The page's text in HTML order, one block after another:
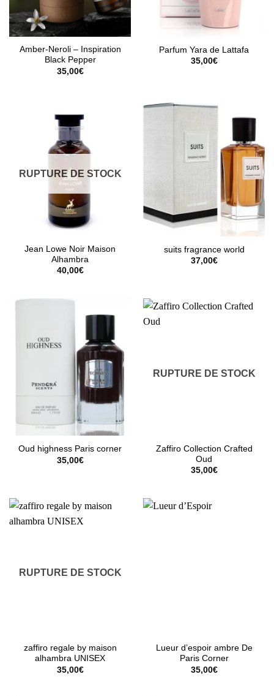
Amber-Neroli – Inspiration
Black Pepper
35,00€
Parfum Yara de Lattafa
35,00€
RUPTURE DE STOCK
Jean Lowe Noir Maison
Alhambra
40,00€
suits fragrance world
37,00€
Oud highness Paris corner
35,00€
RUPTURE DE STOCK
Zaffiro Collection Crafted
Oud
35,00€
RUPTURE DE STOCK
zaffiro regale by maison
alhambra UNISEX
35,00€
Lueur d’espoir ambre De
Paris Corner
35,00€